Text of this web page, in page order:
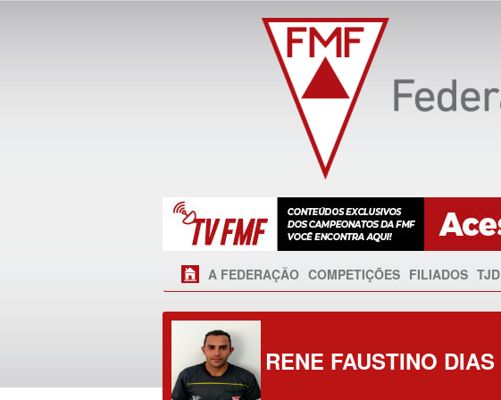
A FEDERAÇÃO COMPETIÇÕES FILIADOS TJD
RENE FAUSTINO DIAS